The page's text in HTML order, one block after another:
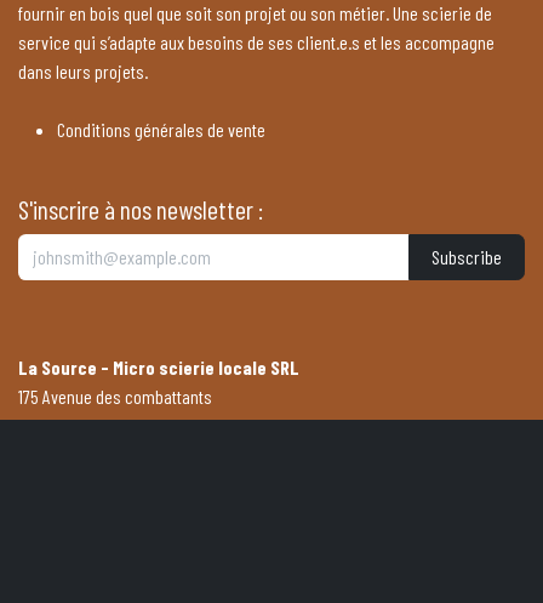
fournir en bois quel que soit son projet ou son métier. Une scierie de
service qui s’adapte aux besoins de ses client.e.s et les accompagne
dans leurs projets.
Conditions générales de vente
S'inscrire à nos newsletter :
Subscribe
La Source - Micro scierie locale SRL
175 Avenue des combattants
1470 Bousval - Belgique